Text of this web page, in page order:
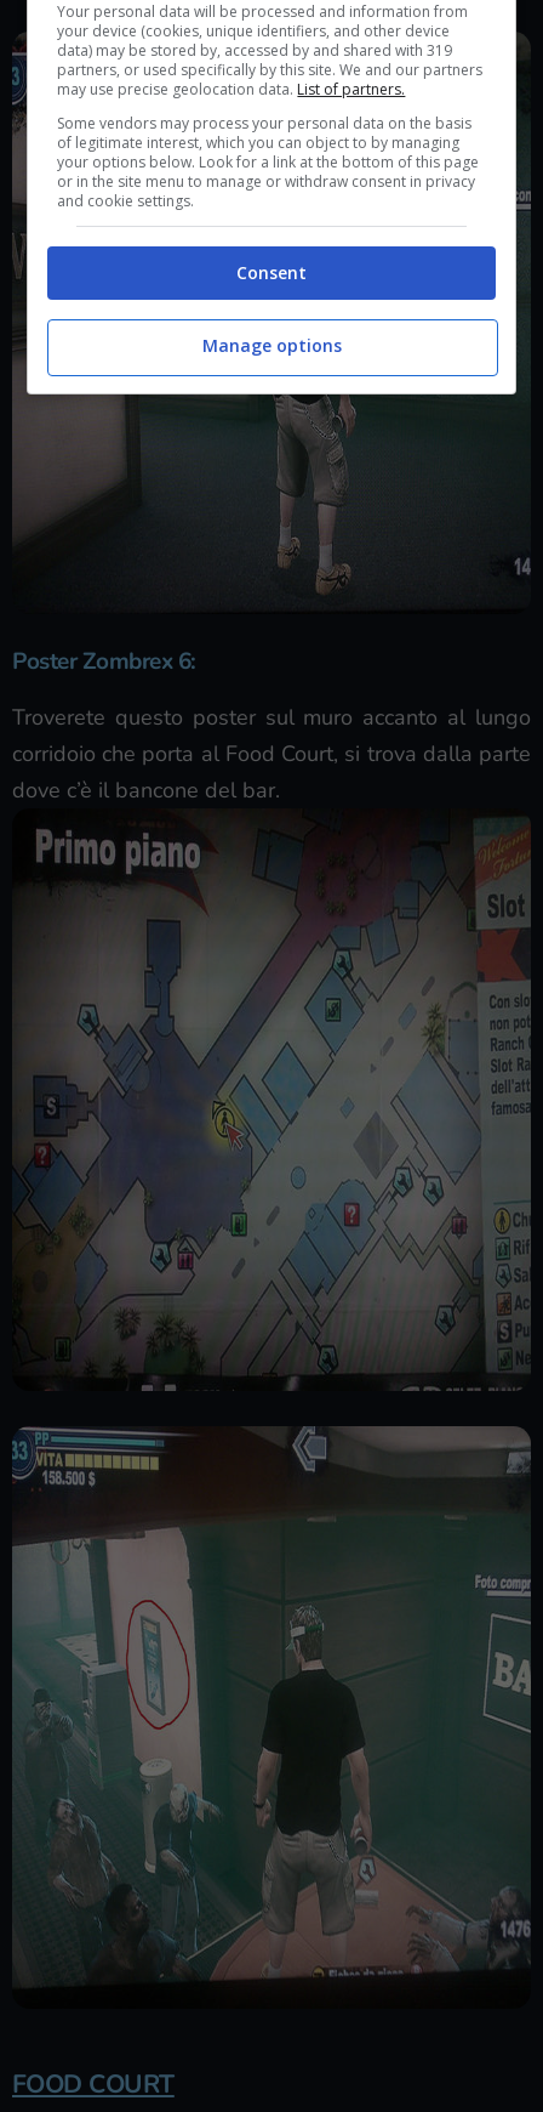
Poster Zombrex 6:
Troverete questo poster sul muro accanto al lungo
corridoio che porta al Food Court, si trova dalla parte
dove c’è il bancone del bar.
FOOD COURT
Your personal data will be processed and information from
your device (cookies, unique identifiers, and other device
data) may be stored by, accessed by and shared with 319
partners, or used specifically by this site. We and our partners
may use precise geolocation data. List of partners.
Some vendors may process your personal data on the basis
of legitimate interest, which you can object to by managing
your options below. Look for a link at the bottom of this page
or in the site menu to manage or withdraw consent in privacy
and cookie settings.
Consent
Manage options